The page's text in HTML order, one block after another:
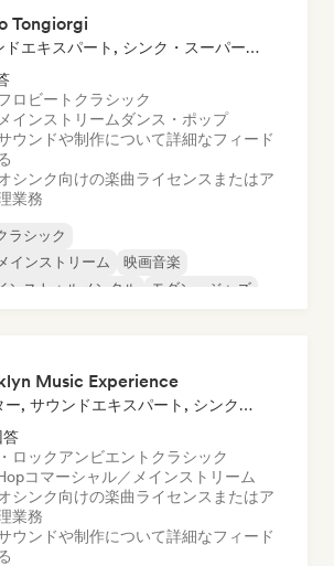
Tongiorgi
サウンドエキスパート, シンク・スーパーバイザー
ロビート クラシック
インストリーム ダンス・ポップ
ウンドや制作について詳細なフィード
シンク向けの楽曲ライセンスまたはア
業務
ラシック
インストリーム
映画音楽
インストゥルメンタル
モダン・ジャズ
Music Experience
メンター, サウンドエキスパート, シンク・スーパーバイザー
答
ロックアンビエント クラシック
コマーシャル／メインストリーム
シンク向けの楽曲ライセンスまたはア
業務
ウンドや制作について詳細なフィード